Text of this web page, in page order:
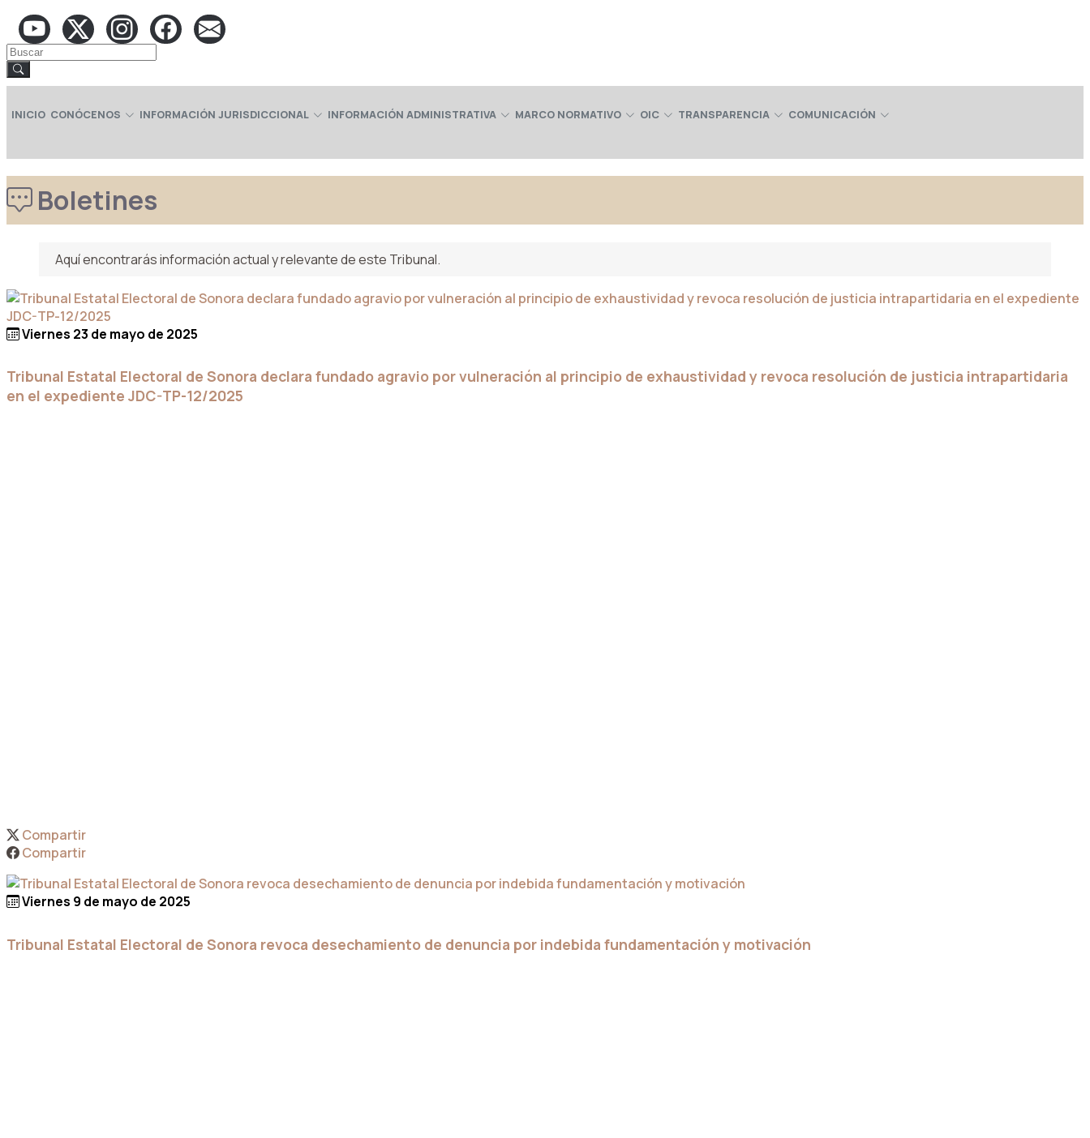
INICIO CONÓCENOS INFORMACIÓN JURISDICCIONAL INFORMACIÓN ADMINISTRATIVA MARCO NORMATIVO OIC TRANSPARENCIA COMUNICACIÓN
Boletines
Aquí encontrarás información actual y relevante de este Tribunal.
Viernes 23 de mayo de 2025
Tribunal Estatal Electoral de Sonora declara fundado agravio por vulneración al principio de exhaustividad y revoca resolución de justicia intrapartidaria
en el expediente JDC-TP-12/2025
Compartir
Compartir
Viernes 9 de mayo de 2025
Tribunal Estatal Electoral de Sonora revoca desechamiento de denuncia por indebida fundamentación y motivación